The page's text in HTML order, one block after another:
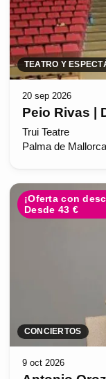
TEATRO Y
20 sep 2026
Peio Rivas |
Trui Teatre
Palma de Mallorca
¡Oferta con
Desde 43 €
CONCIERTOS
9 oct 2026